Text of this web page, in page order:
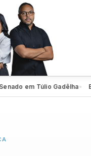
em Túlio Gadêlha●